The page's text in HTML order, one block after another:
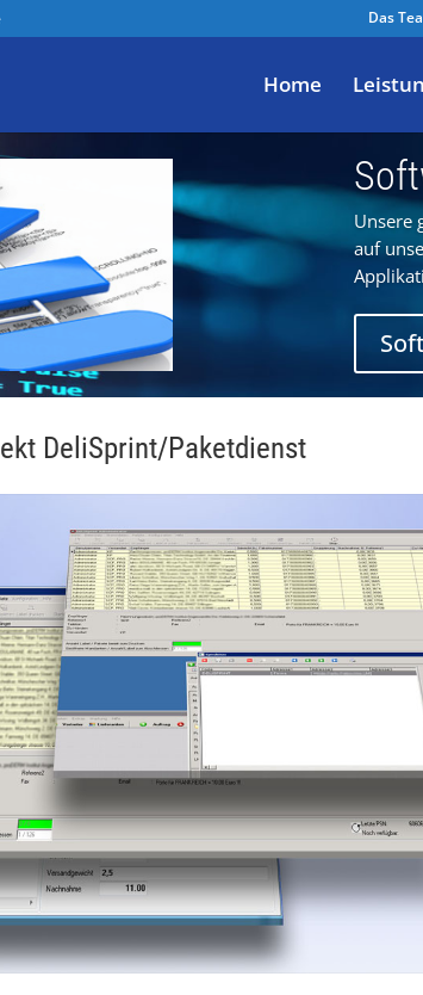
Das
Home
Unsere
auf
DeliSprint/Paketdienst